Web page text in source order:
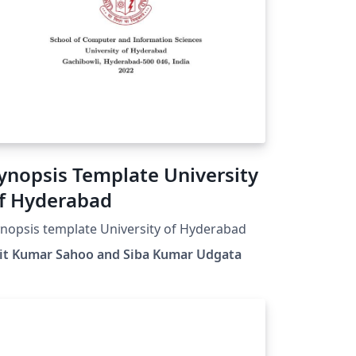
Template University
Hyderabad
Synopsis template University of Hyderabad
Kumar Sahoo and Siba Kumar Udgata